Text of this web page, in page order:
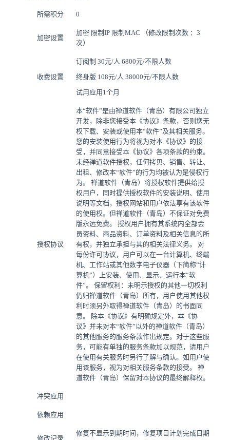
所需积分 0
加密设置
加密 限制IP 限制MAC （修改限制次数 ：3
次）
收费设置
订阅制 30元/人 6800元/不限人数
终身版 108元/人 38000元/不限人数
试用应用1个月
授权协议
本“软件”是由禅道软件（青岛）有限公司独立
开发，除非您接受本《协议》条款，否则您无
权下载、安装或使用本“软件”及其相关服务。
您的安装使用行为将视为对本《协议》的接
受，并同意接受本《协议》各项条款的约束。
未经禅道软件授权，任何拷贝、销售、转让、
出租、修改本“软件”的行为均被认为是侵权行
为。 禅道软件（青岛）将授权软件提供给授
权用户，同时提供授权软件的安装说明、使用
说明等文档，授权网站和用户依法享有该软件
的使用权。但禅道软件（青岛）不保证对免费
版永远免费。 授权用户拥有其系统内全部会
员资料、商品资料、订单资料及相关信息的所
有权，并独立承担与其的相关法律义务。 对
每份许可协议，用户可以在一台计算机、终端
机、工作站或其他数字电子仪器（下简称“计
算机”）上安装、使用、显示、运行本“软
件”。 保留权利：未明示授权的其他一切权利
仍归禅道软件（青岛）所有，用户使用其他权
利时须另外取得禅道软件（青岛）的书面同
意。 除本《协议》有明确规定外，本《协
议》并未对本“软件”以外的禅道软件（青岛）
的其他服务的服务条款作出规定。对于这些服
务，可能有单独的服务条款加以规范，请用户
在使用有关服务时另行了解与确认。如用户使
用该服务，视为对相关服务条款的接受。 禅
道软件（青岛）保留对本协议的最终解释权。
冲突应用
依赖应用
修改记录
修复不显示到期时间，修复项目计划完成日期